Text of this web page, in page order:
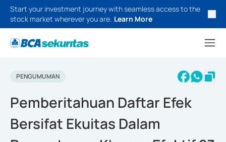
Start your investment journey with seamless access to the
stock market wherever you are. Learn More
PENGUMUMAN
Pemberitahuan Daftar Efek
Bersifat Ekuitas Dalam